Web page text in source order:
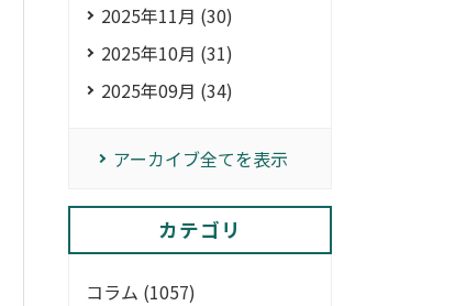
2025年11月 (30)
2025年10月 (31)
2025年09月 (34)
アーカイブ全てを表示
カテゴリ
コラム (1057)